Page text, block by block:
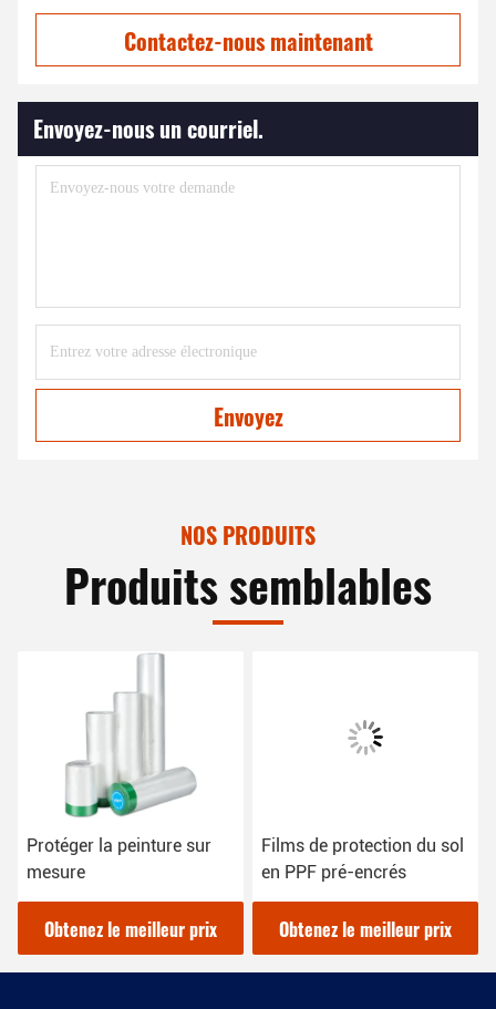
Contactez-nous maintenant
Envoyez-nous un courriel.
Envoyez
NOS PRODUITS
Produits semblables
Protéger la peinture sur
mesure
Obtenez le meilleur prix
Films de protection du sol
en PPF pré-encrés
Obtenez le meilleur prix